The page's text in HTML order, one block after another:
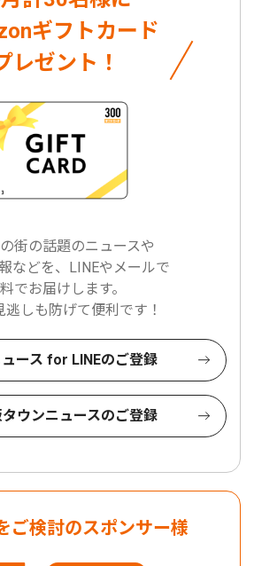
ギフトカード
レゼント！
街の話題のニュースや
などを、LINEやメールで
でお届けします。
逃しも防げて便利です！
ース for LINEのご登録
ウンニュースのご登録
ご検討のスポンサー様